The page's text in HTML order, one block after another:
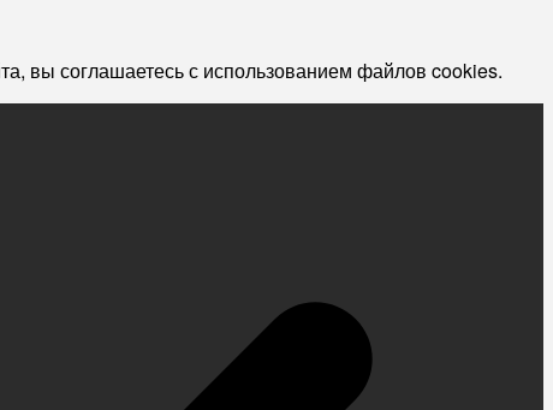
вы соглашаетесь с использованием файлов cookies.